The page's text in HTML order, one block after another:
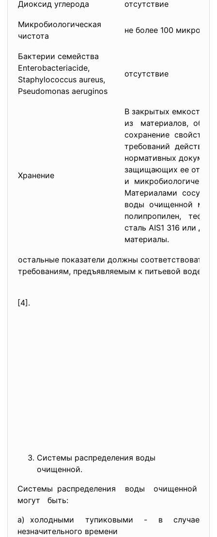
Диоксид углерода отсутствие
Микробиологическая
чистота
не более 100
Бактерии семейства
Enterobacteriacide,
Staphylococcus aureus,
Pseudomonas aeruginos
отсутствие
Хранение
В закрытых емкостях,
из материалов,
сохранение свойств
требований
нормативных
защищающих ее от
и
Материалами сосуда
воды очищенной
полипропилен,
сталь AIS1 316 или
материалы.
остальные показатели должны соответствовать
требованиям, предъявляемым к питьевой воде
[4].
Системы распределения воды
очищенной.
Системы распределения воды очищенной
могут быть:
а) холодными тупиковыми - в случае
незначительного времени